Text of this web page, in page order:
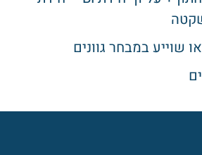
שוייע במבחר גוונים